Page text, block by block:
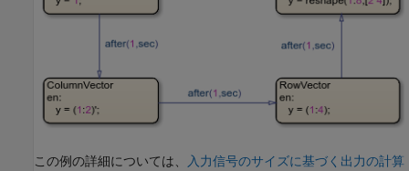
この例の詳細については、
入力信号のサイズに基づく出力の計算